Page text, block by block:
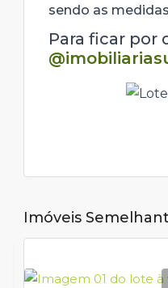
sendo as
Para ficar por
Imóveis